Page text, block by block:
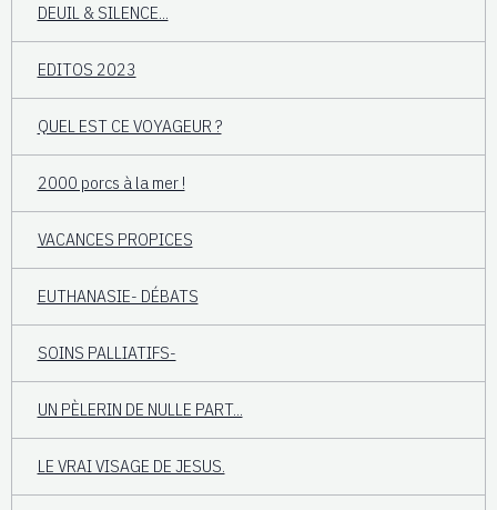
DEUIL & SILENCE...
EDITOS 2023
QUEL EST CE VOYAGEUR ?
2000 porcs à la mer !
VACANCES PROPICES
EUTHANASIE- DÉBATS
SOINS PALLIATIFS-
UN PÈLERIN DE NULLE PART...
LE VRAI VISAGE DE JESUS.